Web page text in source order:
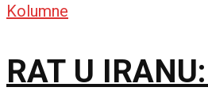
Kolumne
RAT U